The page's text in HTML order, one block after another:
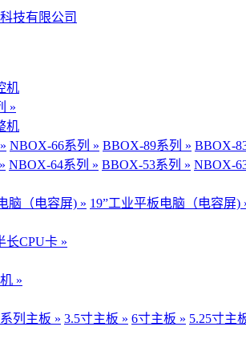
机
»
机
NBOX-66系列 » BBOX-89系列 » BBOX-
NBOX-64系列 » BBOX-53系列 » NBOX-
脑（电容屏) » 19”工业平板电脑（电容屏)
长CPU卡 »
»
列主板 » 3.5寸主板 » 6寸主板 » 5.25寸主